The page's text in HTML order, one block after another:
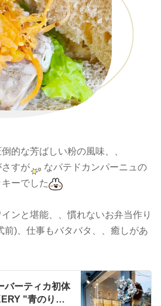
的な芳ばしい粉の風味、、
すが
なパテドカンパーニュの
ーでした
ンと堪能、、慣れないお弁当作り
前)、仕事もバタバタ、、癒しがあ
バーティカ初体
"青のりゴ